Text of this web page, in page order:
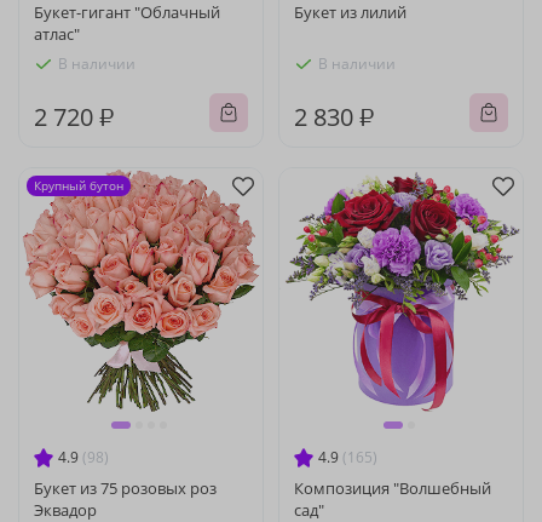
Букет-гигант "Облачный
атлас"
В наличии
2 720 ₽
Букет из лилий
В наличии
2 830 ₽
4.9 (98)
Букет из 75 розовых роз
Эквадор
Крупный бутон
4.9 (165)
Композиция "Волшебный
сад"